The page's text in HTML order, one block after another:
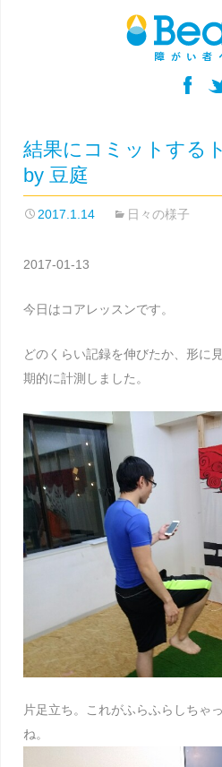
結果にコミットする
by 豆庭
2017.1.14 日々の様子
2017-01-13
今日はコアレッスンです。
どのくらい記録を伸びたか、形に
期的に計測しました。
片足立ち。これがふらふらしちゃ
ね。